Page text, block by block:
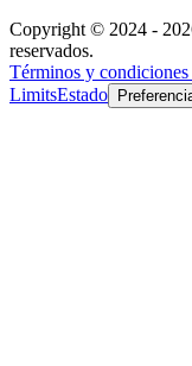
Copyright © 2024 -
reservados.
Términos y
LimitsEstado